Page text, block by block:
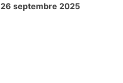
26 septembre 2025